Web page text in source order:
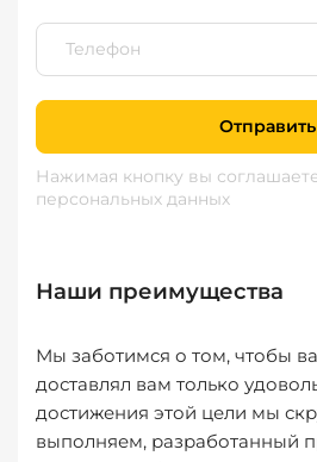
Отправить
Нажимая кнопку вы
персональных данных
Наши преимущества
Мы заботимся о том, чтобы
доставлял вам только
достижения этой цели мы
выполняем, разработанный